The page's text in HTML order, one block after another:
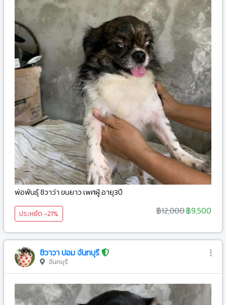
พ่อพันธุ์ ชิวาว่า ขนยาว เพศผู้ อายุ3ปี
ประหยัด -21% ฿12,000฿9,500
ชิวาวา ปอม จันทบุรี
จันทบุรี